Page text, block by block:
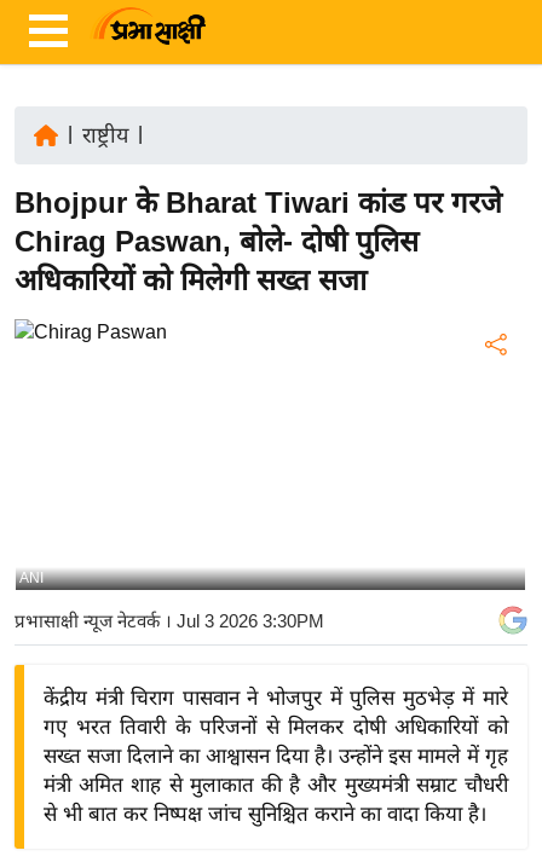
ज़ा
ख
ब
र
रा
य
ज़
द्यो
राष्ट्रीय|
Bhojpur के Bharat Tiwari कांड पर गरजे
Chirag Paswan, बोले- दोषी पुलिस
अधिकारियों को मिलेगी सख्त सजा
ANI
प्रभासाक्षी न्यूज नेटवर्क। Jul 3 2026 3:30PM
केंद्रीय मंत्री चिराग पासवान ने भोजपुर में पुलिस मुठभेड़ में मारे
गए भरत तिवारी के परिजनों से मिलकर दोषी अधिकारियों को
सख्त सजा दिलाने का आश्वासन दिया है। उन्होंने इस मामले में गृह
मंत्री अमित शाह से मुलाकात की है और मुख्यमंत्री सम्राट चौधरी
से भी बात कर निष्पक्ष जांच सुनिश्चित कराने का वादा किया है।